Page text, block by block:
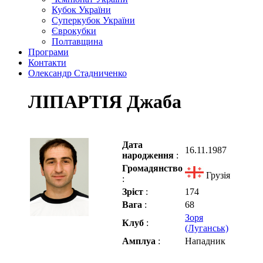
Кубок України
Суперкубок України
Єврокубки
Полтавщина
Програми
Контакти
Олександр Стадниченко
ЛІПАРТІЯ Джаба
Дата
народження :
16.11.1987
Громадянство
:
Грузія
Зріст :
174
Вага :
68
Клуб :
Зоря
(Луганськ)
Амплуа : Нападник